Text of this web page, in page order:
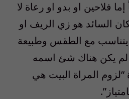
فلاحين او بدو او رعاة لا
السائد هو زي الريف او
يتناسب مع الطقس وطبيعة
لم يكن هناك شئ اسمه
المراة البيت هي